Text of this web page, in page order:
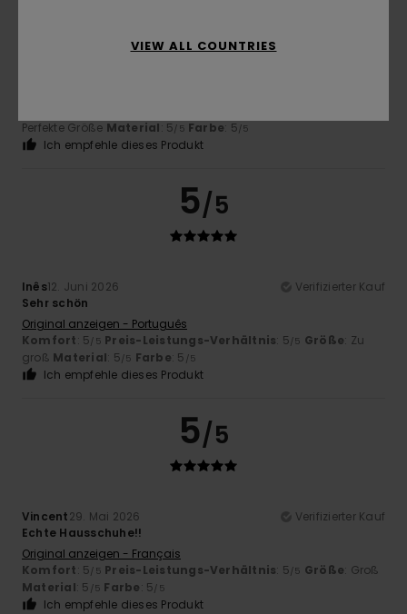
25. Juni 2026
Perfekte Größe Material: 5/5 Farbe: 5/5
Ich empfehle dieses Produkt
5/5
Inês12. Juni 2026
Verifizierter Kauf
Sehr schön
Original anzeigen - Português
Komfort: 5/5 Preis-Leistungs-Verhältnis: 5/5 Größe: Zu
groß Material: 5/5 Farbe: 5 /5
Ich empfehle dieses Produkt
5/5
Vincent29. Mai 2026
Verifizierter Kauf
Echte Hausschuhe!!
Original anzeigen - Français
Komfort: 5/5 Preis-Leistungs-Verhältnis: 5/5 Größe: Groß
Material: 5 /5 Farbe: 5/5
Ich empfehle dieses Produkt
VIEW ALL COUNTRIES